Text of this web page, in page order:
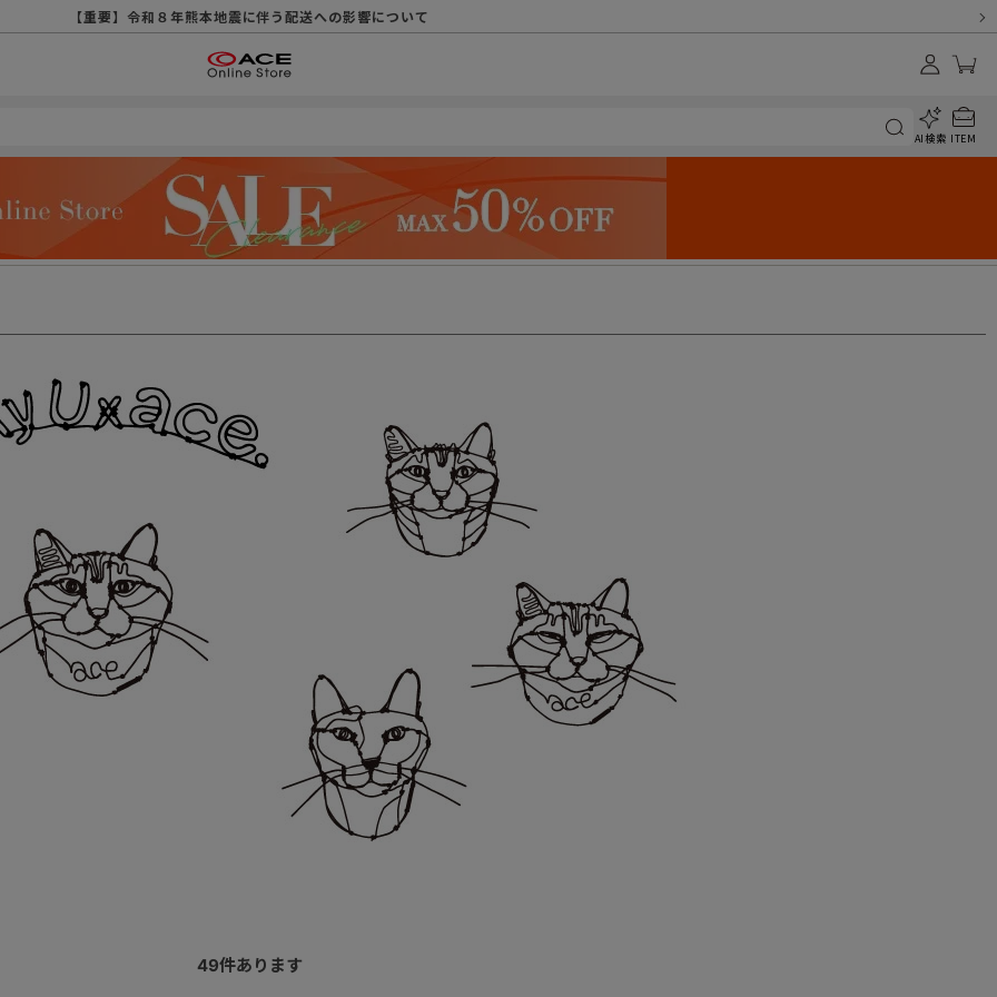
【重要】令和８年熊本地震に伴う配送への影響について
【重要】納品書・領収書ペーパーレス化（電子化）のお知らせ
【重要】天候不良や交通状況・物量増等に伴う配送への影響について
【重要】悪質な詐欺サイトにご注意ください
【重要】各種メールが届かない場合に関しまして
【重要】お問い合わせのご対応に関しまして
【重要】SNSのなりすまし詐欺にご注意ください
AI検索 ITEM
49件あります